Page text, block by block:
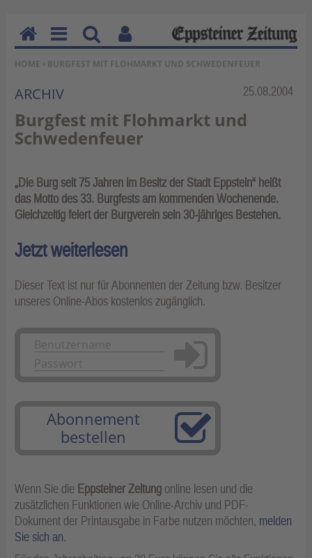
SIE BEFINDEN SICH HIER:
HOME › BURGFEST MIT FLOHMARKT UND SCHWEDENFEUER
Rubrik:
ARCHIV 25.08.2004
Burgfest mit Flohmarkt und
Schwedenfeuer
„Die Burg seit 75 Jahren im Besitz der Stadt Eppstein“ heißt
das Motto des 33. Burgfests am kommenden Wochenende.
Gleichzeitig feiert der Burgverein sein 30-jähriges Bestehen.
Jetzt weiterlesen
Dieser Text ist nur für Abonnenten der Zeitung bzw. Besitzer
unseres Online-Abos kostenlos zugänglich.
Anmelden
Abonnement
bestellen
Wenn Sie die Eppsteiner Zeitung online lesen und die
zusätzlichen Funktionen wie Online-Archiv und PDF-
Dokument der Printausgabe in Farbe nutzen möchten, melden
Sie sich an.
H
o
m
e
M
en
u
Su
ch
Be
nu
un
kti
en